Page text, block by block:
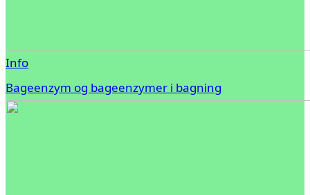
Info
Bageenzym og bageenzymer i bagning